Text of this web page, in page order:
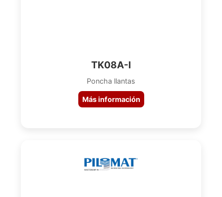
TK08A-I
Poncha llantas
Más información